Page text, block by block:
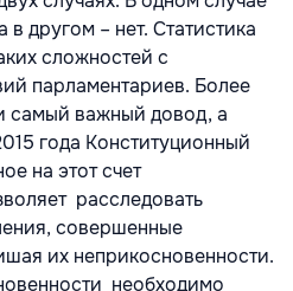
другом – нет. Статистика
сложностей с
парламентариев. Более
самый важный довод, а
года Конституционный
на этот счет
расследовать
совершенные
их неприкосновенности.
необходимо